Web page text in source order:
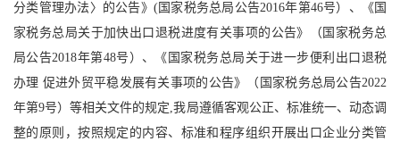
分类管理办法〉的公告》(国家税务总局公告2016年第46号）、《国
家税务总局关于加快出口退税进度有关事项的公告》（国家税务总
局公告2018年第48号）、《国家税务总局关于进一步便利出口退税
办理 促进外贸平稳发展有关事项的公告》（国家税务总局公告2022
年第9号）等相关文件的规定,我局遵循客观公正、标准统一、动态调
整的原则，按照规定的内容、标准和程序组织开展出口企业分类管